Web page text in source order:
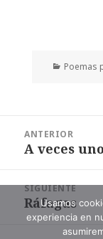
Poemas
entradas
ANTERIOR
Entrada
A veces
SIGUIENTE
Entrada
siguiente:
Ráfagas
Usamos
experiencia en